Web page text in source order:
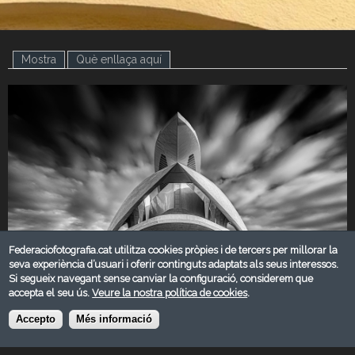
Mostra (pestanya activa)
Què enllaça aquí
NOVEMBRE 2023
Categoria:
Federaciofotografia.cat utilitza cookies pròpies i de tercers per millorar la
seva experiència d’usuari i oferir continguts adaptats als seus interessos.
Si segueix navegant sense canviar la configuració, considerem que
accepta el seu ús.Veure la nostra política de cookies.
Accepto Més informació